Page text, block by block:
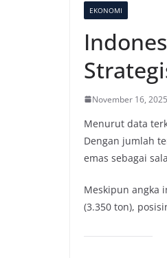
EKONOMI
November 16, 2025
Menurut data
Dengan jumlah
emas sebagai
Meskipun angka
(3.350 ton),